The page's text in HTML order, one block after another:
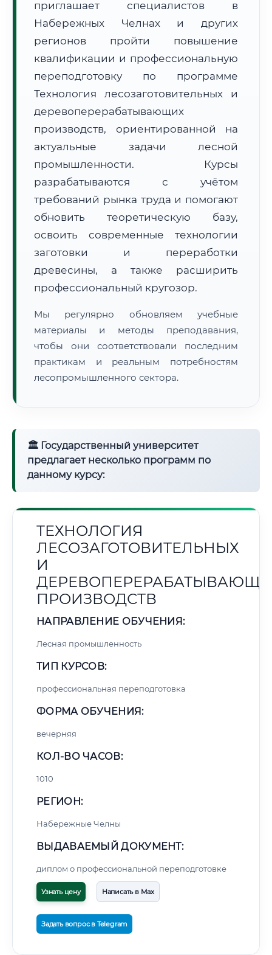
Расчет логистики оригиналов:
• Экспресс-доставка СДЭК / Почтой:3–5 рабочих дней
🔍Нажмите на документ для увеличения и просмотра
приглашает специалистов в
Набережных Челнах и других
регионов пройти повышение
квалификации и профессиональную
переподготовку по программе
Технология лесозаготовительных и
деревоперерабатывающих
производств, ориентированной на
актуальные задачи лесной
промышленности. Курсы
разрабатываются с учётом
требований рынка труда и помогают
обновить теоретическую базу,
освоить современные технологии
заготовки и переработки
древесины, а также расширить
профессиональный кругозор.
Мы регулярно обновляем учебные
материалы и методы преподавания,
чтобы они соответствовали последним
практикам и реальным потребностям
лесопромышленного сектора.
🏛 Государственный университет
предлагает несколько программ по
данному курсу:
ТЕХНОЛОГИЯ
ЛЕСОЗАГОТОВИТЕЛЬНЫХ
И
ПРОИЗВОДСТВ
НАПРАВЛЕНИЕ ОБУЧЕНИЯ:
Лесная промышленность
ТИП КУРСОВ:
профессиональная переподготовка
ФОРМА ОБУЧЕНИЯ:
вечерняя
КОЛ-ВО ЧАСОВ:
1010
РЕГИОН:
Набережные Челны
ВЫДАВАЕМЫЙ ДОКУМЕНТ:
диплом о профессиональной переподготовке
Узнать цену Написать в Max
Задать вопрос в Telegram